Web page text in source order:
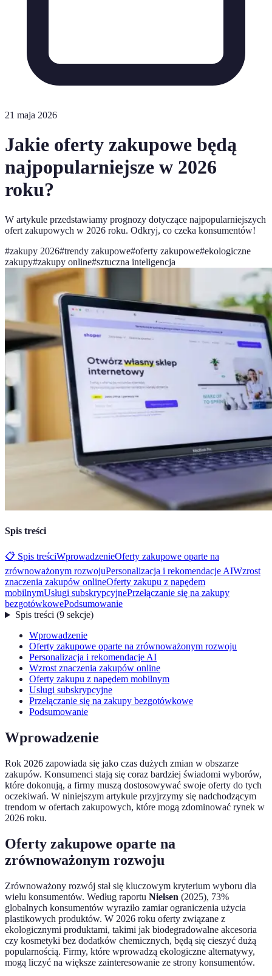
21 maja 2026
Jakie oferty zakupowe będą
najpopularniejsze w 2026
roku?
W artykule przedstawiamy prognozy dotyczące najpopularniejszych
ofert zakupowych w 2026 roku. Odkryj, co czeka konsumentów!
#zakupy 2026#trendy zakupowe#oferty zakupowe#ekologiczne
zakupy#zakupy online#sztuczna inteligencja
Spis treści
📋 Spis treściWprowadzenieOferty zakupowe oparte na
zrównoważonym rozwojuPersonalizacja i rekomendacje AIWzrost
znaczenia zakupów onlineOferty zakupu z napędem
mobilnymUsługi subskrypcyjnePrzełączanie się na zakupy
bezgotówkowePodsumowanie
Spis treści(9 sekcje)
Wprowadzenie
Oferty zakupowe oparte na zrównoważonym rozwoju
Personalizacja i rekomendacje AI
Wzrost znaczenia zakupów online
Oferty zakupu z napędem mobilnym
Usługi subskrypcyjne
Przełączanie się na zakupy bezgotówkowe
Podsumowanie
Wprowadzenie
Rok 2026 zapowiada się jako czas dużych zmian w obszarze
zakupów. Konsumenci stają się coraz bardziej świadomi wyborów,
które dokonują, a firmy muszą dostosowywać swoje oferty do tych
oczekiwań. W niniejszym artykule przyjrzymy się nadchodzącym
trendom w ofertach zakupowych, które mogą zdominować rynek w
2026 roku.
Oferty zakupowe oparte na
zrównoważonym rozwoju
Zrównoważony rozwój stał się kluczowym kryterium wyboru dla
wielu konsumentów. Według raportu Nielsen (2025), 73%
globalnych konsumentów wyraziło zamiar ograniczenia użycia
plastikowych produktów. W 2026 roku oferty związane z
ekologicznymi produktami, takimi jak biodegradowalne akcesoria
czy kosmetyki bez dodatków chemicznych, będą się cieszyć dużą
popularnością. Firmy, które wprowadzą ekologiczne alternatywy,
mogą liczyć na większe zainteresowanie ze strony konsumentów.